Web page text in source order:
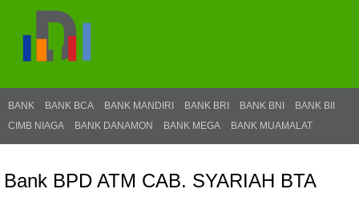
BANK BANK BCA BANK MANDIRI BANK BRI BANK BNI
BANK BII
CIMB NIAGA
BANK DANAMON BANK MEGA BANK MUAMALAT
Bank BPD ATM CAB. SYARIAH BTA